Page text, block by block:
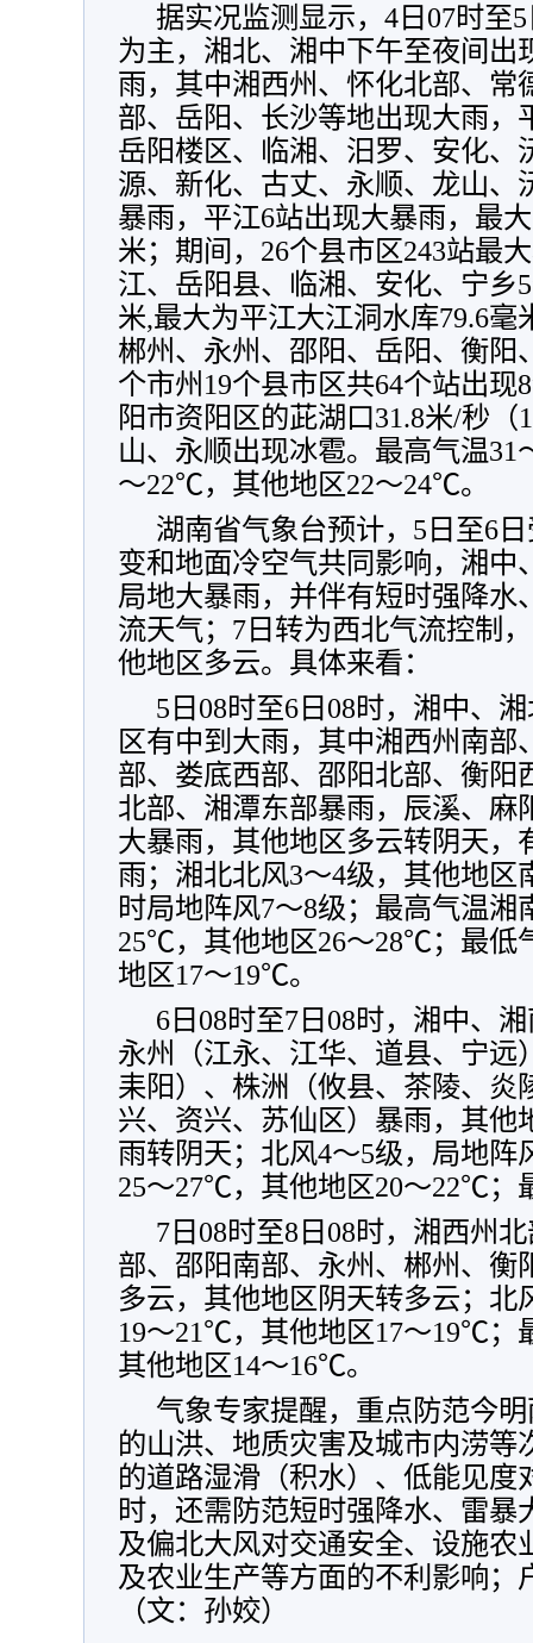
据实况监测显示， 4日07时至
为主 ， 湘北、湘中下午至夜间出
雨， 其中湘西州、怀化北部、常
部、岳阳、长沙等地出现大雨，
岳阳楼区、临湘、汨罗、安化、
源、新化、古丈、永顺、龙山、
暴雨， 平江6站出现大暴雨， 最
米； 期间 ， 26个县市区243站最
江、岳阳县、临湘、安化、宁乡
米,最大为平江大江洞水库79.6毫
郴州、永州、邵阳、岳阳、衡阳
个市州19个县市区共64个站出现
阳市资阳区的茈湖口31.8米/秒（
山、永顺出现冰雹。 最高气温31
～22℃， 其他地区22～24℃。
湖南省气象台预计， 5日至6
变和地面冷空气共同影响， 湘中
局地大暴雨， 并伴有短时强降水
流天气； 7日转为西北气流控制 ，
他地区多云。 具体来看：
5日08时至6日08时， 湘中、
区有中到大雨， 其中湘西州南部
部、娄底西部、邵阳北部、衡阳
北部、湘潭东部暴雨， 辰溪、麻
大暴雨， 其他地区多云转阴天，
雨； 湘北北风3～4级， 其他地区
时局地阵风7～8级； 最高气温湘
25℃， 其他地区26～28℃； 最低
地区17～19℃。
6日08时至7日08时， 湘中、
永州（江永、江华、道县、宁远
耒阳）、株洲（攸县、茶陵、炎
兴、资兴、苏仙区）暴雨， 其他
雨转阴天； 北风4～5级， 局地阵
25～27℃， 其他地区20～22℃；
7日08时至8日08时， 湘西州
部、邵阳南部、永州、郴州、衡
多云， 其他地区阴天转多云； 北
19～21℃， 其他地区17～19℃；
其他地区14～16℃。
气象专家提醒， 重点防范今
的山洪、地质灾害及城市内涝等
的道路湿滑（积水）、低能见度
时， 还需防范短时强降水、雷暴
及偏北大风对交通安全、设施农
及农业生产等方面的不利影响；
（文：孙姣）